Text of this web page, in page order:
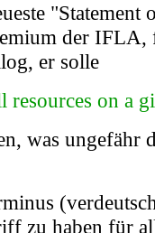
der IFLA,
er solle
resources on a
was ungefähr
zu haben für